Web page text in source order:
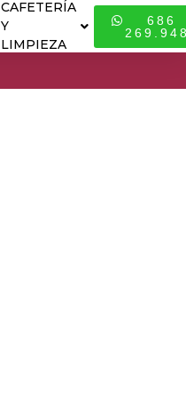
CAFETERÍA
Y
LIMPIEZA
686